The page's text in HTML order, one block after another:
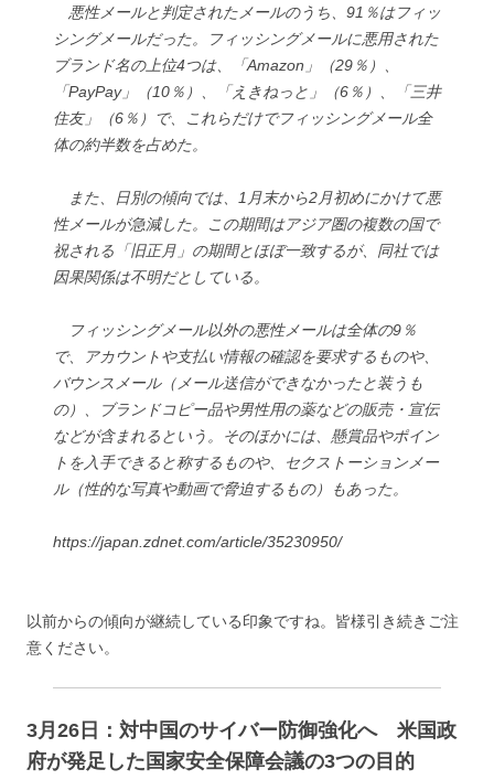
悪性メールと判定されたメールのうち、91％はフィッ
シングメールだった。フィッシングメールに悪用された
ブランド名の上位4つは、「Amazon」（29％）、
「PayPay」（10％）、「えきねっと」（6％）、「三井
住友」（6％）で、これらだけでフィッシングメール全
体の約半数を占めた。
また、日別の傾向では、1月末から2月初めにかけて悪
性メールが急減した。この期間はアジア圏の複数の国で
祝される「旧正月」の期間とほぼ一致するが、同社では
因果関係は不明だとしている。
フィッシングメール以外の悪性メールは全体の9％
で、アカウントや支払い情報の確認を要求するものや、
バウンスメール（メール送信ができなかったと装うも
の）、ブランドコピー品や男性用の薬などの販売・宣伝
などが含まれるという。そのほかには、懸賞品やポイン
トを入手できると称するものや、セクストーションメー
ル（性的な写真や動画で脅迫するもの）もあった。
https://japan.zdnet.com/article/35230950/
以前からの傾向が継続している印象ですね。皆様引き続きご注
意ください。
3月26日： 対中国のサイバー防御強化へ 米国政
府が発足した国家安全保障会議の3つの目的